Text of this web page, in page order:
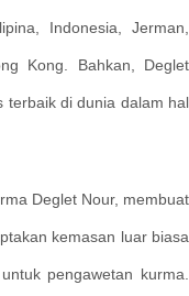
Indonesia, Jerman,
Kong. Bahkan, Deglet
terbaik di dunia dalam hal
Deglet Nour, membuat
kemasan luar biasa
pengawetan kurma.